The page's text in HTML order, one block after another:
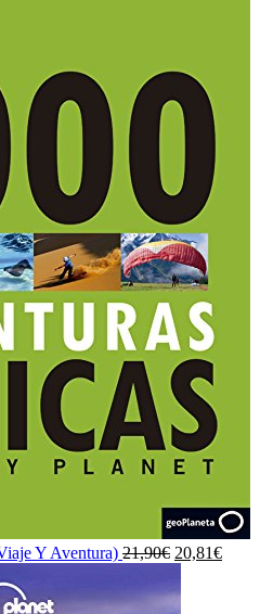
Y Aventura) 21,90€ El
original
era:
20,81€El